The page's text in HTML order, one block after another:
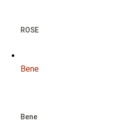
ROSE
Bene
Bene